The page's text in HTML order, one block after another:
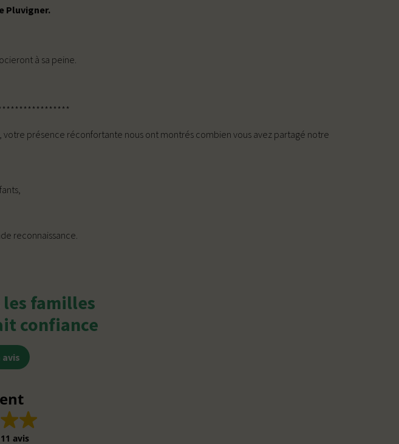
Pluvigner.
à sa peine.
votre présence réconfortante nous ont montrés combien vous avez partagé notre
reconnaissance.
familles
confiance
avis
avis